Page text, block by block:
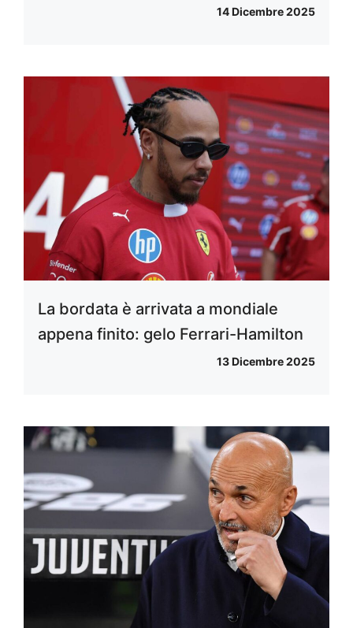
14 Dicembre 2025
La bordata è arrivata a mondiale
appena finito: gelo Ferrari-Hamilton
13 Dicembre 2025